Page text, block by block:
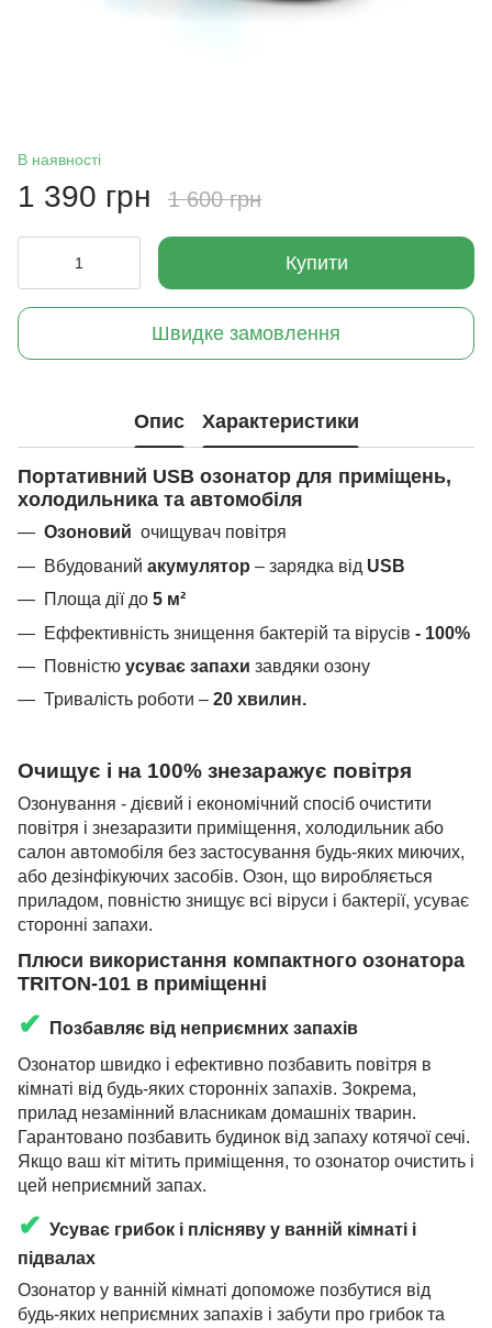
В наявності
1 390 грн 1 600 грн
Купити
Швидке замовлення
Опис Характеристики
Портативний USB озонатор для приміщень,
холодильника та автомобіля
Озоновий очищувач повітря
Вбудований акумулятор – зарядка від USB
Площа дії до 5 м²
Еффективність знищення бактерій та вірусів - 100%
Повністю усуває запахи завдяки озону
Тривалість роботи – 20 хвилин.
Очищує і на 100% знезаражує повітря
Озонування - дієвий і економічний спосіб очистити
повітря і знезаразити приміщення, холодильник або
салон автомобіля без застосування будь-яких миючих,
або дезінфікуючих засобів. Озон, що виробляється
приладом, повністю знищує всі віруси і бактерії, усуває
сторонні запахи.
Плюси використання компактного озонатора
TRITON-101 в приміщенні
✔
Позбавляє від неприємних запахів
Озонатор швидко і ефективно позбавить повітря в
кімнаті від будь-яких сторонніх запахів. Зокрема,
прилад незамінний власникам домашніх тварин.
Гарантовано позбавить будинок від запаху котячої сечі.
Якщо ваш кіт мітить приміщення, то озонатор очистить і
цей неприємний запах.
✔ Усуває грибок і плісняву у ванній кімнаті і
підвалах
Озонатор у ванній кімнаті допоможе позбутися від
будь-яких неприємних запахів і забути про грибок та